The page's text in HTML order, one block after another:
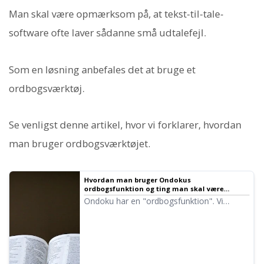
Man skal være opmærksom på, at tekst-til-tale-
software ofte laver sådanne små udtalefejl.
Som en løsning anbefales det at bruge et
ordbogsværktøj.
Se venligst denne artikel, hvor vi forklarer, hvordan
man bruger ordbogsværktøjet.
Hvordan man bruger Ondokus
ordbogsfunktion og ting man skal være
opmærksom på. Gør det mere praktisk ved at
registrere justeringer af intonation | Tekst-til-
Ondoku har en "ordbogsfunktion". Vi